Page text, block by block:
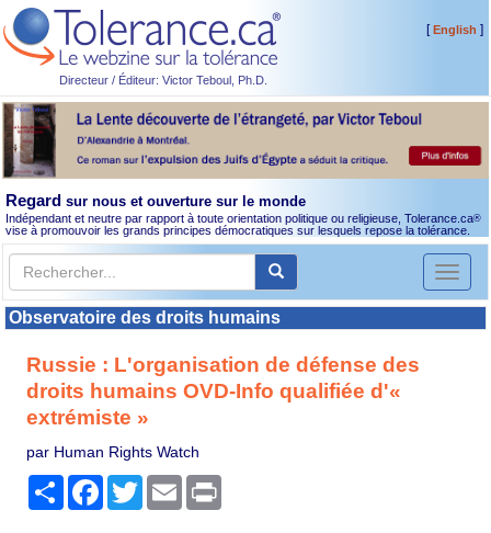
Directeur / Éditeur: Victor Teboul, Ph.D.
[English ]
Regard sur nous et ouverture sur le monde
Indépendant et neutre par rapport à toute orientation politique ou religieuse, Tolerance.ca®
vise à promouvoir les grands principes démocratiques sur lesquels repose la tolérance.
Toggle
Observatoire des droits humains
Russie : L'organisation de défense des
droits humains OVD-Info qualifiée d'«
extrémiste »
par Human Rights Watch
PartagerFacebook
TwitterEmail